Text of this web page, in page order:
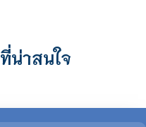
น่าสนใจ